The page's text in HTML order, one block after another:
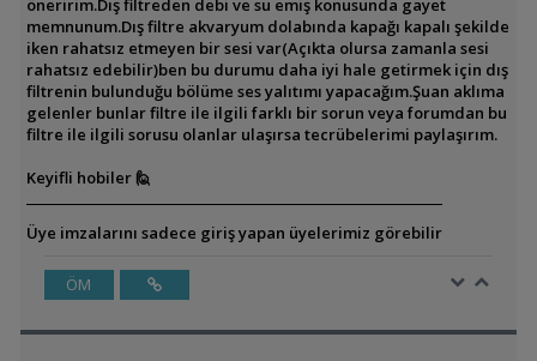
öneririm.Dış filtreden debi ve su emiş konusunda gayet
memnunum.Dış filtre akvaryum dolabında kapağı kapalı şekilde
iken rahatsız etmeyen bir sesi var(Açıkta olursa zamanla sesi
rahatsız edebilir)ben bu durumu daha iyi hale getirmek için dış
filtrenin bulunduğu bölüme ses yalıtımı yapacağım.Şuan aklıma
gelenler bunlar filtre ile ilgili farklı bir sorun veya forumdan bu
filtre ile ilgili sorusu olanlar ulaşırsa tecrübelerimi paylaşırım.
Keyifli hobiler 🙋
Üye imzalarını sadece giriş yapan üyelerimiz görebilir
ÖM